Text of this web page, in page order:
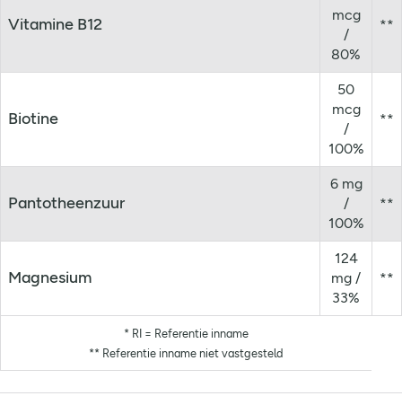
Vitamine B12
mcg
/
80%
**
Biotine
50
mcg
/
100%
**
Pantotheenzuur
6 mg
/
100%
**
Magnesium
124
mg /
33%
**
* RI = Referentie inname
** Referentie inname niet vastgesteld